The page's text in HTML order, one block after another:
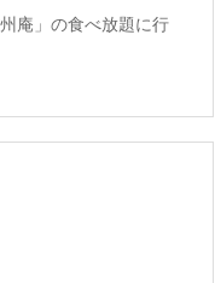
庵」の食べ放題に行